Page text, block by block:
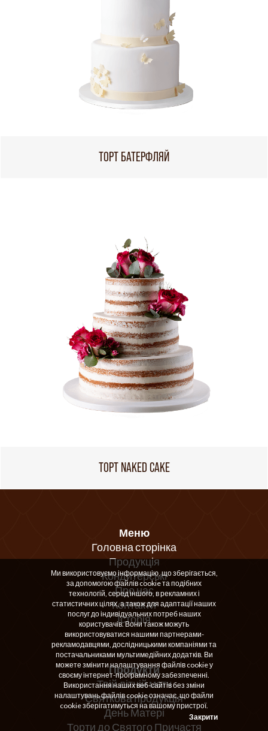
ТОРТ БАТЕРФЛЯЙ
ТОРТ NAKED CAKE
Меню
Головна сторінка
Продукція
Кондитерські
Про нас
Контакти
Історія
Продукти
Твій літній метч
Святкова продукція
День Матері
Торти до Святого Причастя
Ми використовуємо інформацію, що зберігається,
за допомогою файлів cookie та подібних
технологій, серед іншого, в рекламних і
статистичних цілях, а також для адаптації наших
послуг до індивідуальних потреб наших
користувачів. Вони також можуть
використовуватися нашими партнерами-
рекламодавцями, дослідницькими компаніями та
постачальниками мультимедійних додатків. Ви
можете змінити налаштування файлів cookie у
своєму інтернет-програмному забезпеченні.
Використання наших веб-сайтів без зміни
налаштувань файлів cookie означає, що файли
cookie зберігатимуться на вашому пристрої.
Закрити